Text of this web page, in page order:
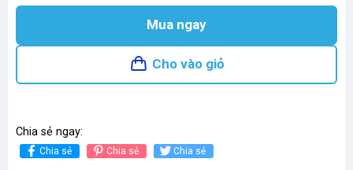
Mua ngay
Cho vào giỏ
Chia sẻ ngay:
Chia sẻ Chia sẻ Chia sẻ